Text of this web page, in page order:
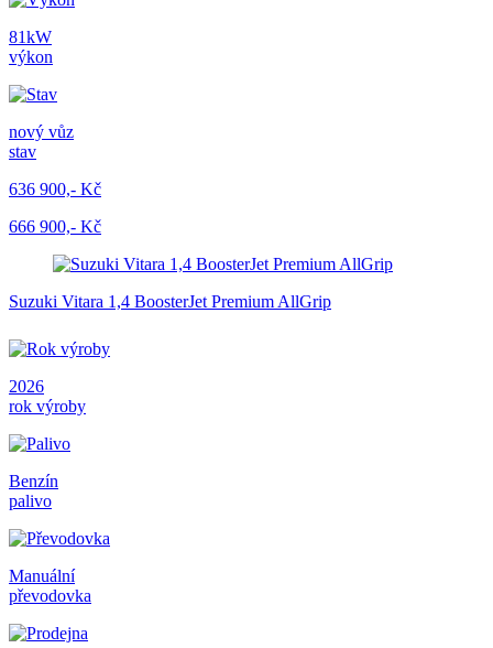
81kW
výkon
nový vůz
stav
636 900,- Kč
666 900,- Kč
Suzuki Vitara 1,4 BoosterJet Premium AllGrip
2026
rok výroby
Benzín
palivo
Manuální
převodovka